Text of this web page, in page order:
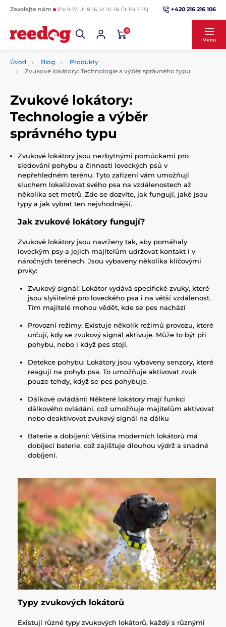
Zavolejte nám (Po 9-17, Út 8-16, St 10-18, Čt-Pá 7-15) +420 216 216 106
0
Menu
Úvod Blog
Produkty
Zvukové lokátory: Technologie a výběr správného typu
Zvukové lokátory:
Technologie a výběr
správného typu
Zvukové lokátory jsou nezbytnými pomůckami pro
sledování pohybu a činnosti loveckých psů v
nepřehledném terénu. Tyto zařízení vám umožňují
sluchem lokalizovat svého psa na vzdálenostech až
několika set metrů. Zde se dozvíte, jak fungují, jaké jsou
typy a jak vybrat ten nejvhodnější.
Jak zvukové lokátory fungují?
Zvukové lokátory jsou navrženy tak, aby pomáhaly
loveckým psy a jejich majitelům udržovat kontakt i v
náročných terénech. Jsou vybaveny několika klíčovými
prvky:
Zvukový signál: Lokátor vydává specifické zvuky, které
jsou slyšitelné pro loveckého psa i na větší vzdálenost.
Tím majitelé mohou vědět, kde se pes nachází
Provozní režimy: Existuje několik režimů provozu, které
určují, kdy se zvukový signál aktivuje. Může to být při
pohybu, nebo i když pes stojí.
Detekce pohybu: Lokátory jsou vybaveny senzory, které
reagují na pohyb psa. To umožňuje aktivovat zvuk
pouze tehdy, když se pes pohybuje.
Dálkové ovládání: Některé lokátory mají funkci
dálkového ovládání, což umožňuje majitelům aktivovat
nebo deaktivovat zvukový signál na dálku
Baterie a dobíjení: Většina moderních lokátorů má
dobíjecí baterie, což zajišťuje dlouhou výdrž a snadné
dobíjení.
Typy zvukových lokátorů
Existují různé typy zvukových lokátorů, každý s různými